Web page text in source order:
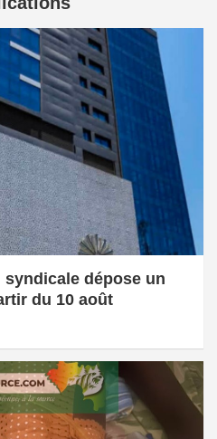
syndicale dépose un
du 10 août